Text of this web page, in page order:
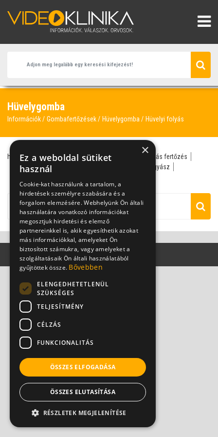
Hüvelygomba
Információk Gombafertőzések Hüvelygomba Hüvelyi folyás
hüvelygomba hüvelyfolyás hüvelyváladék
gombás fertőzés
hüvelyviszketés
nőgyógyász
×
Ez a weboldal sütiket
használ
Cookie-kat használunk a tartalom, a
hirdetések személyre szabására és a
forgalom elemzésére. Webhelyünk Ön általi
használatára vonatkozó információkat
megosztjuk hirdetési és elemző
partnereinkkel is, akik egyesíthetik azokat
más információkkal, amelyeket Ön
biztosított számukra, vagy amelyeket a
szolgáltatásaik Ön általi használatából
gyűjtöttek össze. Bővebben
ELENGEDHETETLENÜL
SZÜKSÉGES
TELJESÍTMÉNY
CÉLZÁS
FUNKCIONALITÁS
ÖSSZES ELFOGADÁSA
ÖSSZES ELUTASÍTÁSA
RÉSZLETEK MEGJELENÍTÉSE